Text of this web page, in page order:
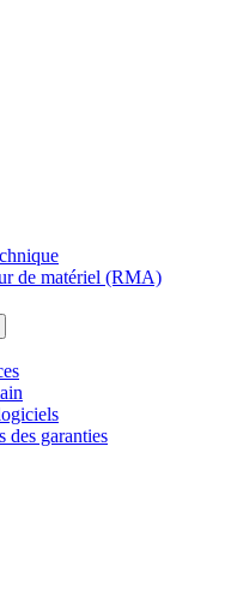
de matériel (RMA)
des garanties